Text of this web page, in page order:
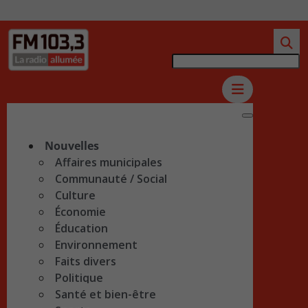
Nouvelles
Affaires municipales
Communauté / Social
Culture
Économie
Éducation
Environnement
Faits divers
Politique
Santé et bien-être